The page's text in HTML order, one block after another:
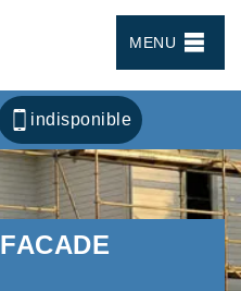
MENU
indisponible